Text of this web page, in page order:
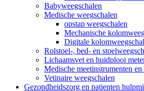
Babyweegschalen
Medische weegschalen
opstap weegschalen
Mechanische
Digitale
Rolstoel-, bed- en
Lichaamsvet en huidplooi
Medische meetinstrumenten en
Vetinaire weegschalen
Gezondheidszorg en patienten